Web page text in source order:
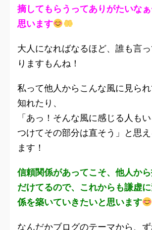
摘してもらうってありがたいな
思います
大人になればなるほど、誰も言
りますもんね！
私って他人からこんな風に見ら
知れたり、
「あっ！そんな風に感じる人も
つけてその部分は直そう」と思
ます！
信頼関係があってこそ、他人か
だけてるので、これからも謙虚
係を築いていきたいと思います
なんだかブログのテーマから、